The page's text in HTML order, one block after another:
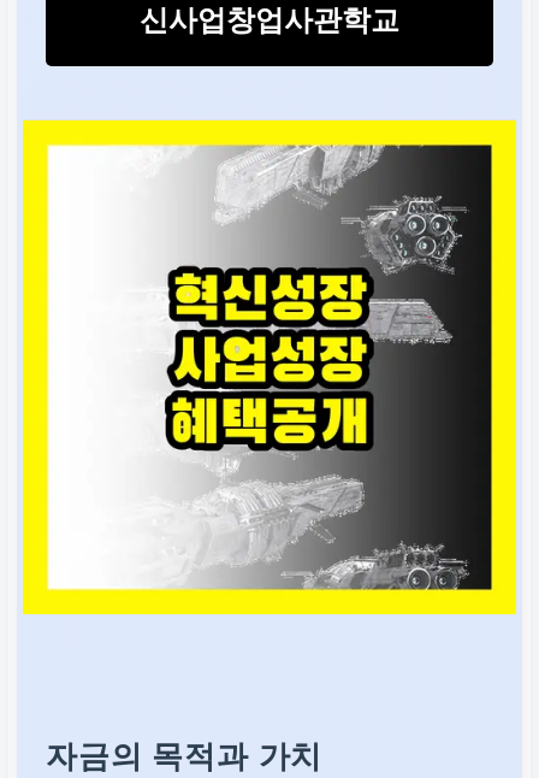
신사업창업사관학교
자금의 목적과 가치